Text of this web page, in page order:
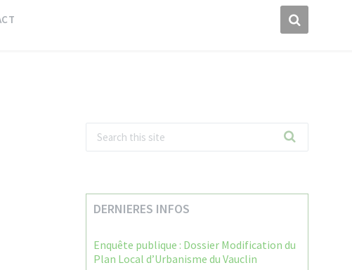
DERNIERES INFOS
Enquête publique : Dossier Modification du
Plan Local d’Urbanisme du Vauclin